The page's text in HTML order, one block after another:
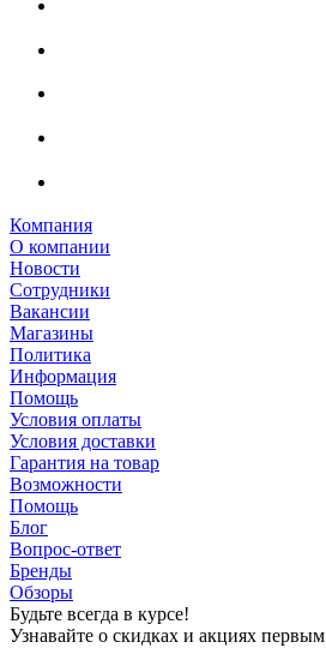
Компания
О компании
Новости
Сотрудники
Вакансии
Магазины
Политика
Информация
Помощь
Условия оплаты
Условия доставки
Гарантия на товар
Возможности
Помощь
Блог
Вопрос-ответ
Бренды
Обзоры
Будьте всегда в курсе!
Узнавайте о скидках и акциях первым